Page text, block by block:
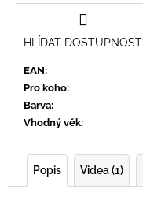
EAN:
Pro koho:
Barva:
Vhodný věk:
HLÍDAT DOSTUPNOST
Popis Videa (1)